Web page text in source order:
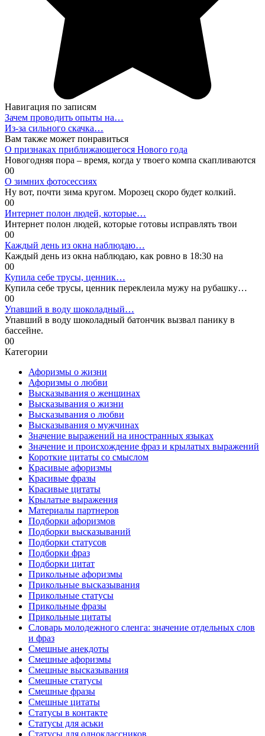
Навигация по записям
Зачем проводить опыты на…
Из-за сильного скачка…
Вам также может понравиться
О признаках приближающегося Нового года
Новогодняя пора – время, когда у твоего компа скапливаются
00
О зимних фотосессиях
Ну вот, почти зима кругом. Морозец скоро будет колкий.
00
Интернет полон людей, которые…
Интернет полон людей, которые готовы исправлять твои
00
Каждый день из окна наблюдаю…
Каждый день из окна наблюдаю, как ровно в 18:30 на
00
Купила себе трусы, ценник…
Купила себе трусы, ценник переклеила мужу на рубашку…
00
Упавший в воду шоколадный…
Упавший в воду шоколадный батончик вызвал панику в
бассейне.
00
Категории
Афоризмы о жизни
Афоризмы о любви
Высказывания о женщинах
Высказывания о жизни
Высказывания о любви
Высказывания о мужчинах
Значение выражений на иностранных языках
Значение и происхождение фраз и крылатых выражений
Короткие цитаты со смыслом
Красивые афоризмы
Красивые фразы
Красивые цитаты
Крылатые выражения
Материалы партнеров
Подборки афоризмов
Подборки высказываний
Подборки статусов
Подборки фраз
Подборки цитат
Прикольные афоризмы
Прикольные высказывания
Прикольные статусы
Прикольные фразы
Прикольные цитаты
Словарь молодежного сленга: значение отдельных слов
и фраз
Смешные анекдоты
Смешные афоризмы
Смешные высказывания
Смешные статусы
Смешные фразы
Смешные цитаты
Статусы в контакте
Статусы для аськи
Статусы для одноклассников